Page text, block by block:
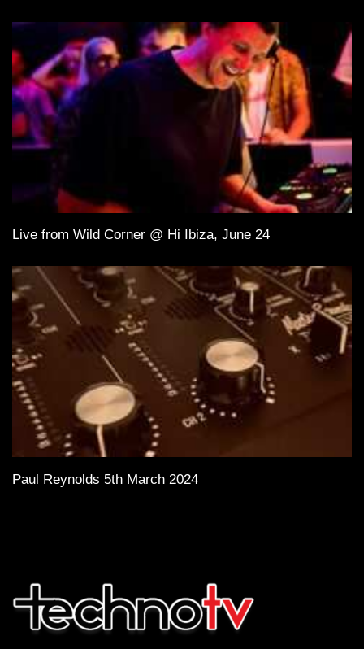
Live from Wild Corner @ Hi Ibiza, June 24
Paul Reynolds 5th March 2024